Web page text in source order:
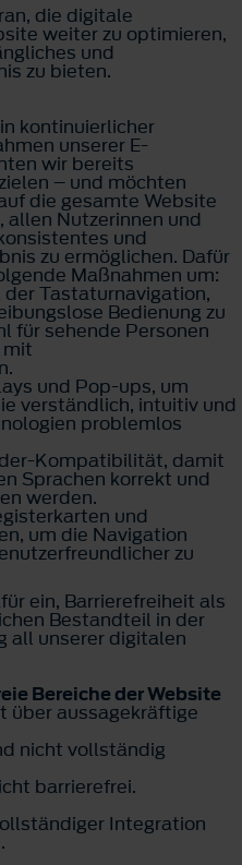
die digitale
weiter zu optimieren,
und
zu bieten.
kontinuierlicher
unserer E-
wir bereits
– und möchten
die gesamte Website
allen Nutzerinnen und
und
zu ermöglichen. Dafür
Maßnahmen um:
Tastaturnavigation,
Bedienung zu
für sehende Personen
mit
und Pop-ups, um
verständlich, intuitiv und
problemlos
Kompatibilität, damit
Sprachen korrekt und
werden.
und
um die Navigation
zu
ein, Barrierefreiheit als
Bestandteil in der
all unserer digitalen
Bereiche der Website
über aussagekräftige
nicht vollständig
barrierefrei.
Integration